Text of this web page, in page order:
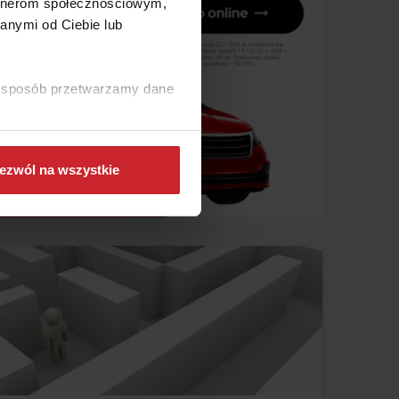
społecznościowym,
od Ciebie lub
przetwarzamy dane
na wszystkie